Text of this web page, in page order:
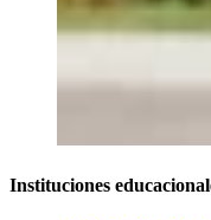
Instituciones